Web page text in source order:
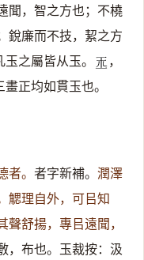
聞，智之方也；不橈
銳廉而不技，絜之方
之屬皆从玉。 𤣪 ，
正均如貫玉也。
。 者字新補。 潤澤
䚡理自外，可㠯知
聲舒揚，專㠯遠聞，
，布也。玉裁按：汲